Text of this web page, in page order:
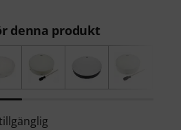
denna produkt